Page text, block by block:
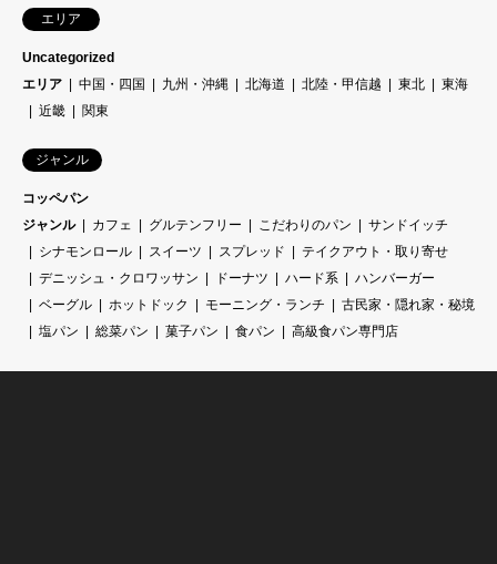
エリア
Uncategorized
エリア
中国・四国 九州・沖縄 北海道 北陸・甲信越 東北
東海
近畿
関東
ジャンル
コッペパン
ジャンル
カフェ グルテンフリー こだわりのパン
サンドイッチ
シナモンロール
スイーツ スプレッド
テイクアウト・取り寄せ
デニッシュ・クロワッサン
ドーナツ ハード系
ハンバーガー
ベーグル
ホットドック モーニング・ランチ
古民家・隠れ家・秘境
塩パン
総菜パン 菓子パン 食パン 高級食パン専門店